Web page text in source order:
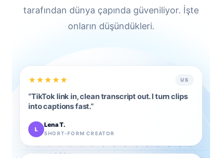
tarafından dünya çapında güveniliyor. İşte
onların düşündükleri.
★★★★★ US
“TikTok link in, clean transcript out. I turn clips
into captions fast.”
L
Lena T.
SHORT-FORM CREATOR